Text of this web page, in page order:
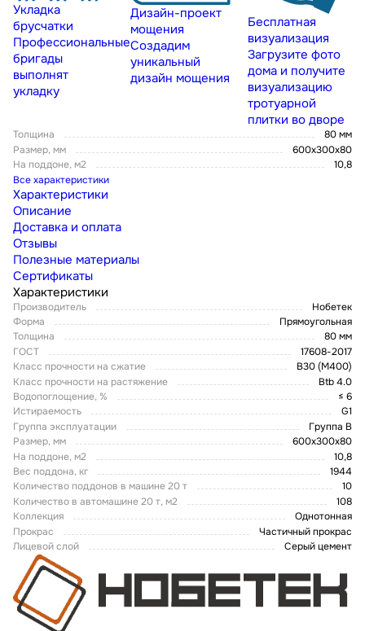
Укладка
брусчатки
Профессиональные
бригады
выполнят
укладку
Дизайн-проект
мощения
Создадим
уникальный
дизайн мощения
Бесплатная
визуализация
Загрузите фото
дома и получите
визуализацию
тротуарной
плитки во дворе
Толщина
80 мм
Размер, мм
600х300х80
На поддоне, м2
10,8
Все характеристики
Характеристики
Описание
Доставка и оплата
Отзывы
Полезные материалы
Сертификаты
Характеристики
Производитель
Нобетек
Форма
Прямоугольная
Толщина
80 мм
ГОСТ
17608-2017
Класс прочности на сжатие
В30 (М400)
Класс прочности на растяжение
Btb 4.0
Водопоглощение, %
≤ 6
Истираемость
G1
Группа эксплуатации
Группа В
Размер, мм
600х300х80
На поддоне, м2
10,8
Вес поддона, кг
1944
Количество поддонов в машине 20 т
10
Количество в автомашине 20 т, м2
108
Коллекция
Однотонная
Прокрас
Частичный прокрас
Лицевой слой
Серый цемент